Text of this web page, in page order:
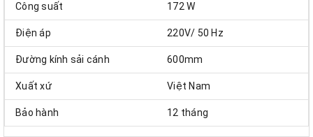
Công suất 172 W
Điện áp 220V/ 50 Hz
Đường kính sải cánh 600mm
Xuất xứ Việt Nam
Bảo hành 12 tháng